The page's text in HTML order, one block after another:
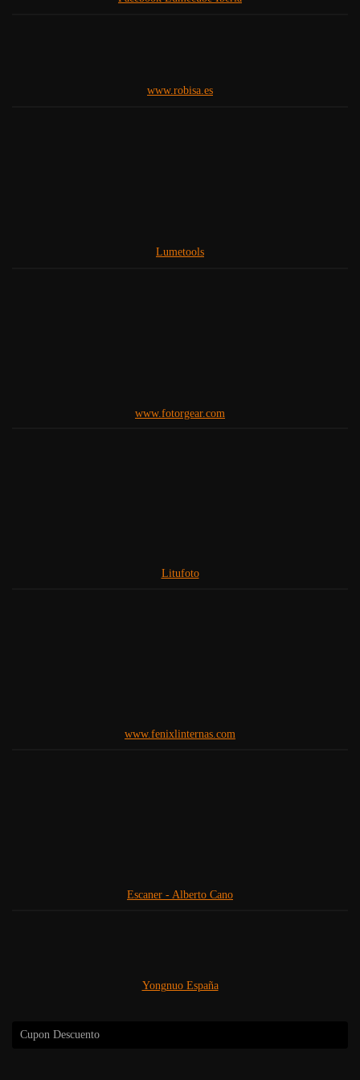
www.robisa.es
Lumetools
www.fotorgear.com
Litufoto
www.fenixlinternas.com
Escaner - Alberto Cano
Yongnuo España
Cupon Descuento